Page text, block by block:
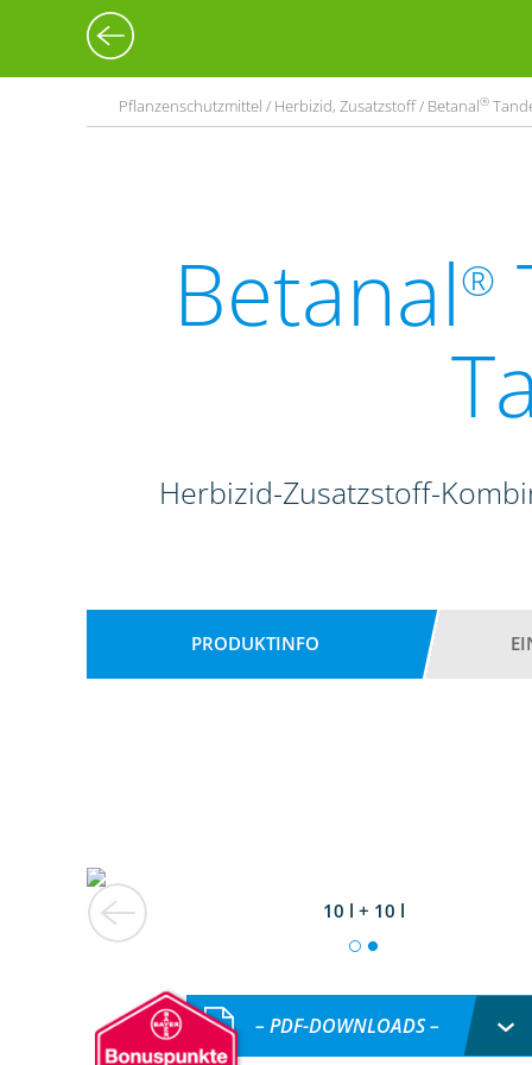
Pflanzenschutzmittel / Herbizid, Zusatzstoff / Betanal®
Betanal®
Herbizid-Zusatzstoff-
PRODUKTINFO
10 l + 10 l
– PDF-DOWNLOADS –